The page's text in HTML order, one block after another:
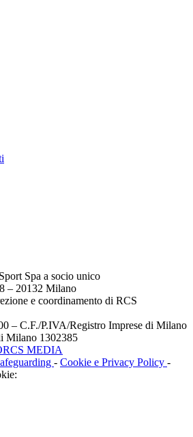
Spa a socio unico
– 20132 Milano
e coordinamento di RCS
– C.F./P.IVA/Registro Imprese di Milano
Milano 1302385
MEDIA
- Cookie e Privacy Policy -